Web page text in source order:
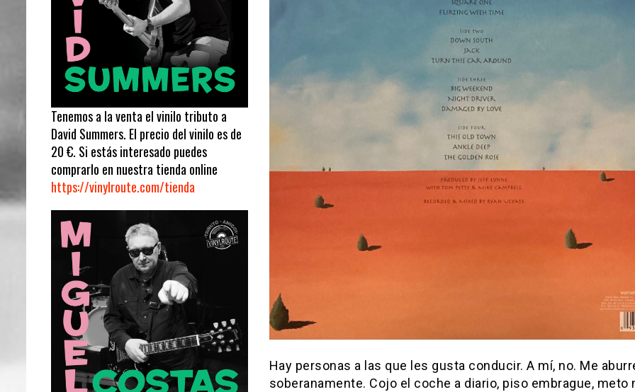
Hay personas a las que les gusta conducir. A mí, no. Me
soberanamente. Cojo el coche a diario, piso embrague, meto
Tenemos a la venta el vinilo tributo a
David Summers. El precio del vinilo es de
20 €. Si estás interesado puedes
comprarlo en nuestra tienda online
https://vinylroute.com/tienda